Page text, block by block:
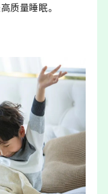
质量睡眠。